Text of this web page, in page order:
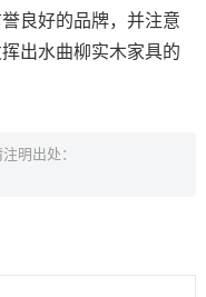
良好的品牌，并注意
出水曲柳实木家具的
明出处：